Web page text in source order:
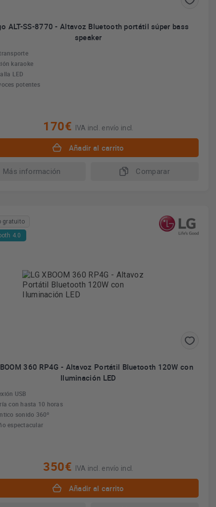
ALT-SS-8770 - Altavoz Bluetooth portátil súper bass
speaker
karaoke
LED
potentes
170€ IVA incl. envío incl.
Añadir al carrito
Más información Comparar
gratuito
4.0
360 RP4G - Altavoz Portátil Bluetooth 120W con
Iluminación LED
USB
con hasta 10 horas
sonido 360º
espectacular
350€ IVA incl. envío incl.
Añadir al carrito